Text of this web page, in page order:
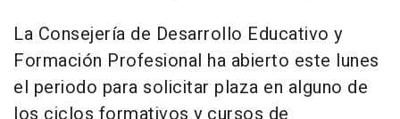
La Consejería de Desarrollo Educativo y
Formación Profesional ha abierto este lunes
el periodo para solicitar plaza en alguno de